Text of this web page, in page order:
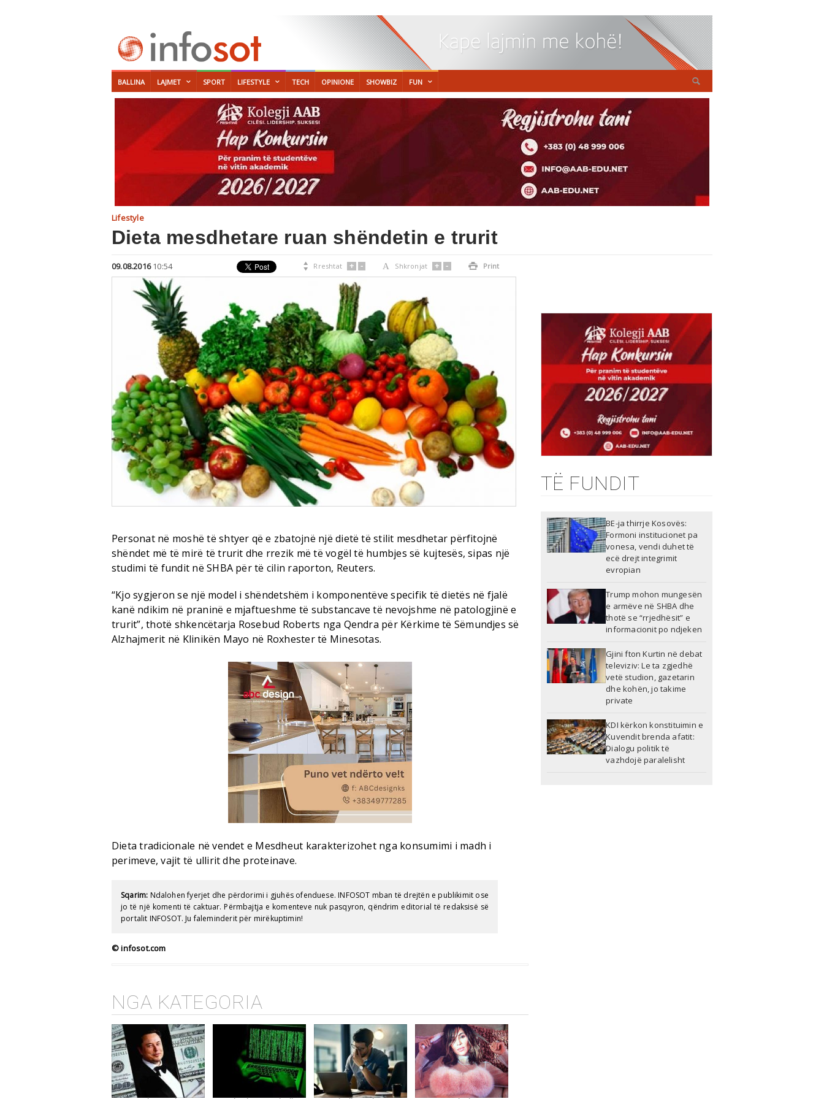
BALLINA LAJMET SPORT LIFESTYLE TECH OPINIONE SHOWBIZ FUN
Lifestyle
Dieta mesdhetare ruan shëndetin e trurit
09.08.2016 10:54  Rreshtat + - A Shkronjat + -  Print
Personat në moshë të shtyer që e zbatojnë një dietë të stilit mesdhetar përfitojnë
shëndet më të mirë të trurit dhe rrezik më të vogël të humbjes së kujtesës, sipas një
studimi të fundit në SHBA për të cilin raporton, Reuters.
“Kjo sygjeron se një model i shëndetshëm i komponentëve specifik të dietës në fjalë
kanë ndikim në praninë e mjaftueshme të substancave të nevojshme në patologjinë e
trurit”, thotë shkencëtarja Rosebud Roberts nga Qendra për Kërkime të Sëmundjes së
Alzhajmerit në Klinikën Mayo në Roxhester të Minesotas.
Dieta tradicionale në vendet e Mesdheut karakterizohet nga konsumimi i madh i
perimeve, vajit të ullirit dhe proteinave.
Sqarim: Ndalohen fyerjet dhe përdorimi i gjuhës ofenduese. INFOSOT mban të drejtën e publikimit ose
jo të një komenti të caktuar. Përmbajtja e komenteve nuk pasqyron, qëndrim editorial të redaksisë së
portalit INFOSOT. Ju faleminderit për mirëkuptimin!
© infosot.com
NGA KATEGORIA
TË FUNDIT
BE-ja thirrje Kosovës:
Formoni institucionet pa
vonesa, vendi duhet të
ecë drejt integrimit
evropian
Trump mohon mungesën
e armëve në SHBA dhe
thotë se “rrjedhësit” e
informacionit po ndjeken
Gjini fton Kurtin në debat
televiziv: Le ta zgjedhë
vetë studion, gazetarin
dhe kohën, jo takime
private
KDI kërkon konstituimin e
Kuvendit brenda afatit:
Dialogu politik të
vazhdojë paralelisht